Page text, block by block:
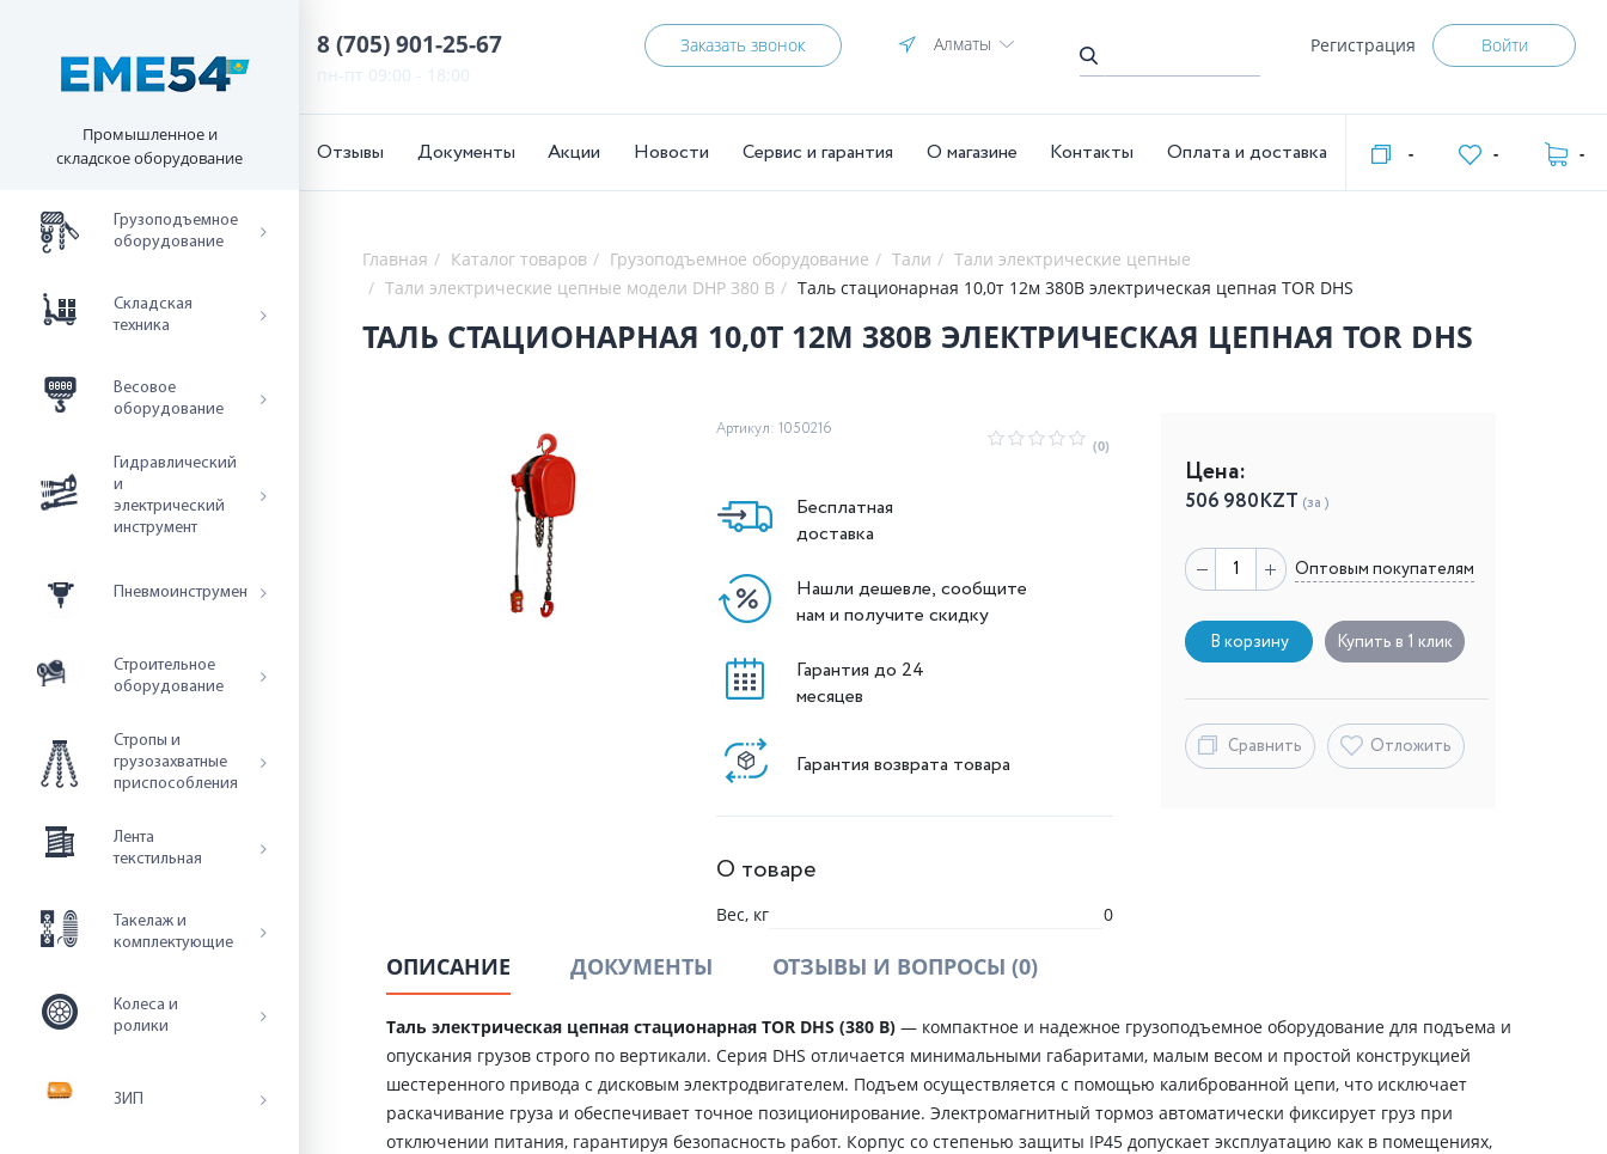
Промышленное и
складское оборудование
Грузоподъемное
оборудование
Складская
техника
Весовое
оборудование
Гидравлический
и
электрический
инструмент
Пневмоинструмент
Строительное
оборудование
Стропы и
грузозахватные
приспособления
Лента
текстильная
Такелаж и
комплектующие
Колеса и
ролики
ЗИП
8 (705) 901-25-67
пн-пт 09:00 - 18:00
Заказать звонок Алматы Регистрация Войти
Отзывы Документы Акции Новости Сервис и гарантия О магазине Контакты Оплата и доставка - - -
Главная Каталог товаров Грузоподъемное оборудование Тали
Тали электрические цепные
Тали электрические цепные модели DHP 380 В
Таль стационарная 10,0т 12м 380В электрическая цепная TOR DHS
ТАЛЬ СТАЦИОНАРНАЯ 10,0Т 12М 380В ЭЛЕКТРИЧЕСКАЯ ЦЕПНАЯ TOR DHS
Артикул: 1050216
(0)
Бесплатная
доставка
Нашли дешевле, сообщите
нам и получите скидку
Гарантия до 24
месяцев
Гарантия возврата товара
О товаре
Вес, кг 0
Цена:
506 980KZT (за )
Оптовым покупателям
В корзину Купить в 1 клик
Сравнить Отложить
ОПИСАНИЕ ДОКУМЕНТЫ ОТЗЫВЫ И ВОПРОСЫ (0)
Таль электрическая цепная стационарная TOR DHS (380 В) — компактное и надежное грузоподъемное оборудование для подъема и
опускания грузов строго по вертикали. Серия DHS отличается минимальными габаритами, малым весом и простой конструкцией
шестеренного привода с дисковым электродвигателем. Подъем осуществляется с помощью калиброванной цепи, что исключает
раскачивание груза и обеспечивает точное позиционирование. Электромагнитный тормоз автоматически фиксирует груз при
отключении питания, гарантируя безопасность работ. Корпус со степенью защиты IP45 допускает эксплуатацию как в помещениях,